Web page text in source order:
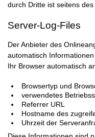
durch Dritte ist seitens
Server-Log-Files
Der Anbieter des
automatisch
Ihr Browser automatisch
Browsertyp und
verwendetes
Referrer URL
Hostname des
Uhrzeit der